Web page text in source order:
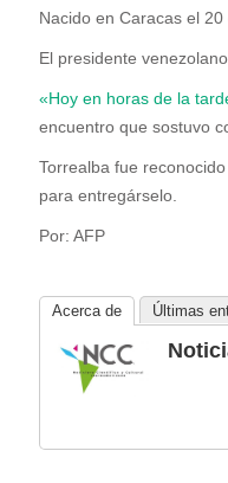
Nacido en Caracas el
El presidente
«Hoy en horas de la
encuentro que sostuvo
Torrealba fue
para entregárselo.
Por: AFP
Acerca de Últimas